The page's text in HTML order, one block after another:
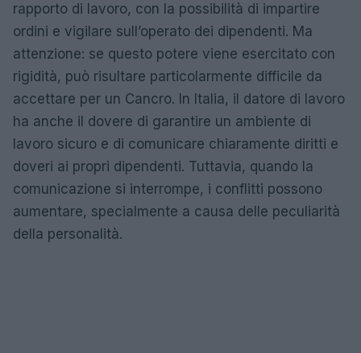
rapporto di lavoro, con la possibilità di impartire
ordini e vigilare sull’operato dei dipendenti. Ma
attenzione: se questo potere viene esercitato con
rigidità, può risultare particolarmente difficile da
accettare per un Cancro. In Italia, il datore di lavoro
ha anche il dovere di garantire un ambiente di
lavoro sicuro e di comunicare chiaramente diritti e
doveri ai propri dipendenti. Tuttavia, quando la
comunicazione si interrompe, i conflitti possono
aumentare, specialmente a causa delle peculiarità
della personalità.